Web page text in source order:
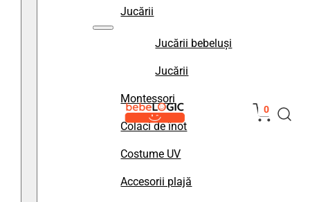
Jucării
Jucării bebeluși
Jucării
Montessori
Colaci de înot
Costume UV
Accesorii plajă
0